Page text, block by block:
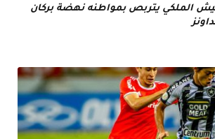
الملكي يتربص بمواطنه نهضة بركان